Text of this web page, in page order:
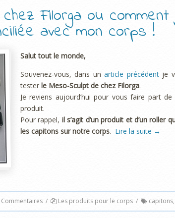
Filorga ou
avec mon corps !
Salut tout le monde,
Souvenez-vous, dans unarticle précédentje
tester le Meso-Sculpt de chez Filorga.
Je reviens aujourd’hui pour vous faire part
produit.
Pour rappel, il s’agit d’un produit et d’un roller
les capitons sur notre corps. Lire la suite →
Commentaires / Les produits pour le corps / capitons,